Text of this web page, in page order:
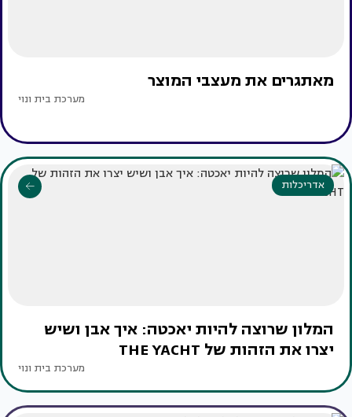
מאתגרים את מעצבי המוצר
מערכת בית ונוי
אדריכלות
המלון שרוצה להיות יאכטה: איך אבן ושיש
יצרו את הזהות של THE YACHT
מערכת בית ונוי